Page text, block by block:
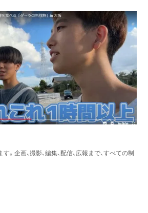
。企画、撮影、編集、配信、広報まで、すべての制